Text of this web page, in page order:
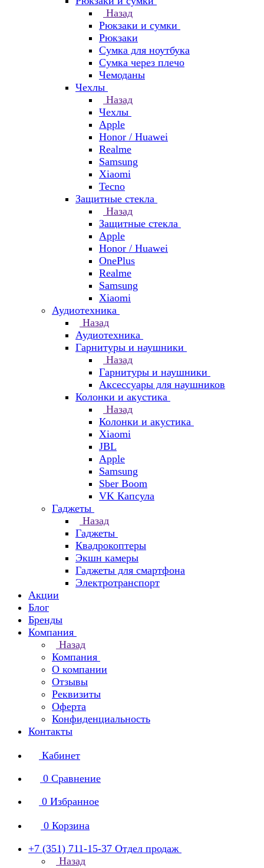
Назад
Рюкзаки и сумки
Рюкзаки
Сумка для ноутбука
Сумка через плечо
Чемоданы
Чехлы
Назад
Чехлы
Apple
Honor / Huawei
Realme
Samsung
Xiaomi
Tecno
Защитные стекла
Назад
Защитные стекла
Apple
Honor / Huawei
OnePlus
Realme
Samsung
Xiaomi
Аудиотехника
Назад
Аудиотехника
Гарнитуры и наушники
Назад
Гарнитуры и наушники
Аксессуары для наушников
Колонки и акустика
Назад
Колонки и акустика
Xiaomi
JBL
Apple
Samsung
Sber Boom
VK Капсула
Гаджеты
Назад
Гаджеты
Квадрокоптеры
Экшн камеры
Гаджеты для смартфона
Электротранспорт
Акции
Блог
Бренды
Компания
Назад
Компания
О компании
Отзывы
Реквизиты
Оферта
Конфиденциальность
Контакты
Кабинет
0 Сравнение
0 Избранное
0 Корзина
+7 (351) 711-15-37 Отдел продаж
Назад